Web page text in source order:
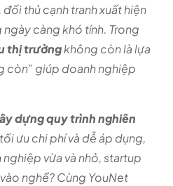
thủ cạnh tranh xuất hiện
càng khó tính. Trong
thị trườngkhông còn là lựa
còn” giúp doanh nghiệp
dựng quy trình nghiên
ưu chi phí và dễ áp dụng,
vừa và nhỏ, startup
nghề? Cùng YouNet